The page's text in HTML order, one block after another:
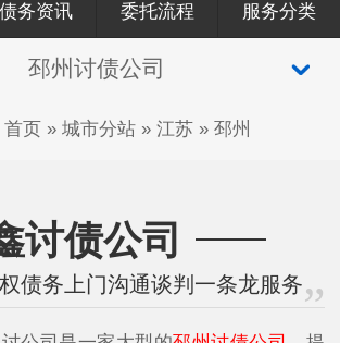
债务资讯 委托流程 服务分类
邳州讨债公司
首页» 城市分站» 江苏» 邳州
讨债公司
债务上门沟通谈判一条龙服务